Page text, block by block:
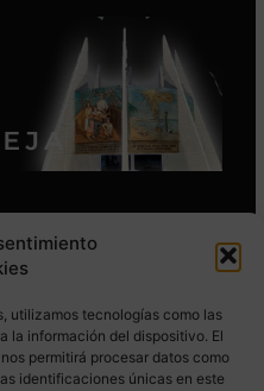
utilizamos tecnologías como las
la información del dispositivo. El
permitirá procesar datos como
identificaciones únicas en este
SOCIALES